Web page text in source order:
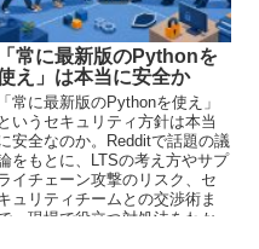
「常に最新版のPythonを
え」は本当に安全か
「常に最新版のPythonを使え」
というセキュリティ方針は本当
安全なのか。Redditで話題の議
をもとに、LTSの考え方やサプ
イチェーン攻撃のリスク、セ
ュリティチームとの交渉術ま
、現場で役立つ対処法をわか